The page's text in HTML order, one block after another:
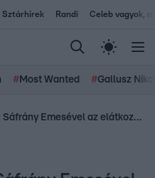
Sztárhírek Randi Celeb vagyok,
# Most Wanted #Gallusz
Íme a teljes interjú Sáfrány Emesével az elátkozott teaszeánszról